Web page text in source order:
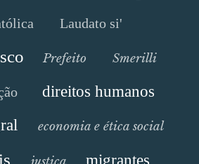
Laudato si'
Prefeito Smerilli
direitos humanos
economia e ética social
migrantes